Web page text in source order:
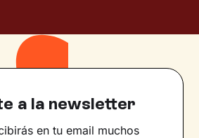
a la newsletter
en tu email muchos